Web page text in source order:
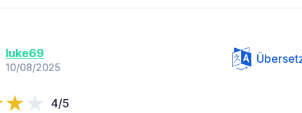
luke69
10/08/2025
4/5